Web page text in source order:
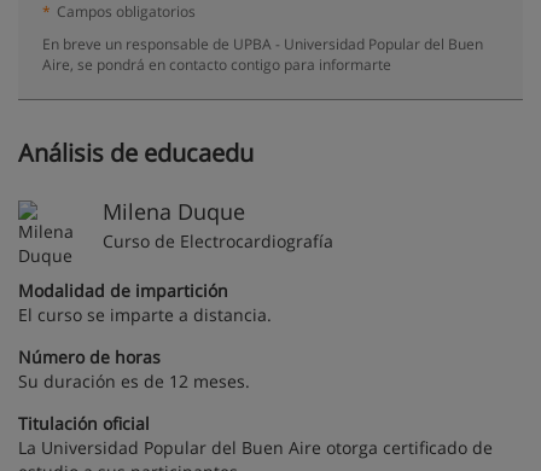
* Campos obligatorios
En breve un responsable de UPBA - Universidad Popular del Buen
Aire, se pondrá en contacto contigo para informarte
Análisis de educaedu
Milena Duque
Curso de Electrocardiografía
Modalidad de impartición
El curso se imparte a distancia.
Número de horas
Su duración es de 12 meses.
Titulación oficial
La Universidad Popular del Buen Aire otorga certificado de